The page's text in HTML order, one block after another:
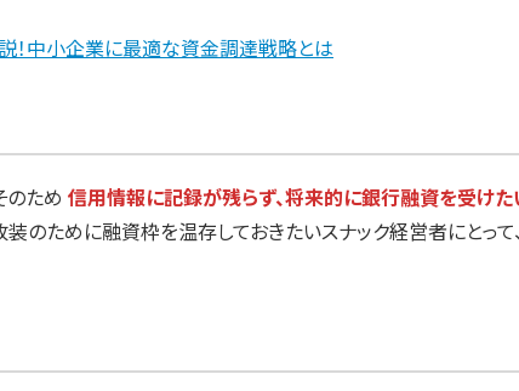
！中小企業に最適な資金調達戦略とは
のため 信用情報に記録が残らず、将来的に銀行融資を受けた
のために融資枠を温存しておきたいスナック経営者にとって